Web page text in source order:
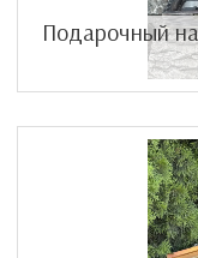
Подарочный